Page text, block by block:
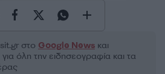
στο Google News και
όλη την ειδησεογραφία και τα